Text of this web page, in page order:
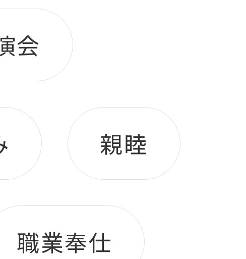
会
親睦
職業奉仕